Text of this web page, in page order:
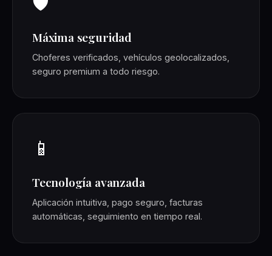
Máxima seguridad
Choferes verificados, vehículos geolocalizados,
seguro premium a todo riesgo.
📱
Tecnología avanzada
Aplicación intuitiva, pago seguro, facturas
automáticas, seguimiento en tiempo real.